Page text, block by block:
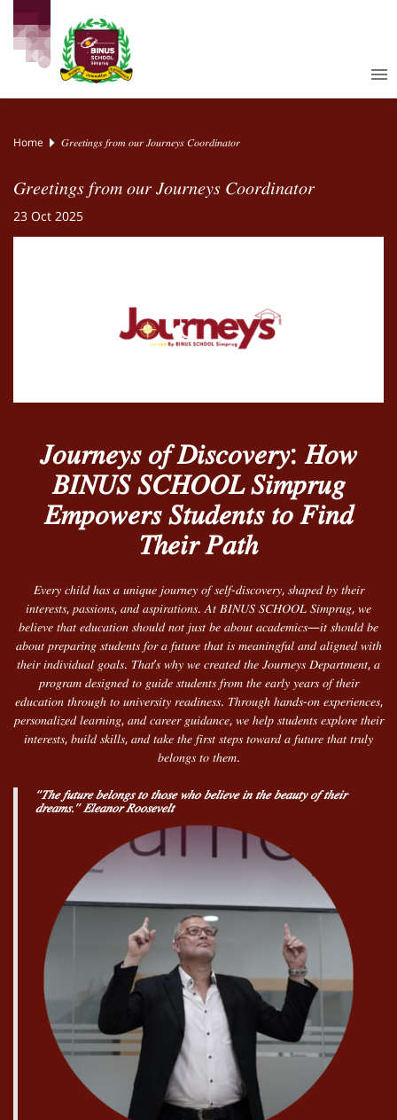
Home 𝐺𝑟𝑒𝑒𝑡𝑖𝑛𝑔𝑠 𝑓𝑟𝑜𝑚 𝑜𝑢𝑟 𝐽𝑜𝑢𝑟𝑛𝑒𝑦𝑠 𝐶𝑜𝑜𝑟𝑑𝑖𝑛𝑎𝑡𝑜𝑟
𝐺𝑟𝑒𝑒𝑡𝑖𝑛𝑔𝑠 𝑓𝑟𝑜𝑚 𝑜𝑢𝑟 𝐽𝑜𝑢𝑟𝑛𝑒𝑦𝑠 𝐶𝑜𝑜𝑟𝑑𝑖𝑛𝑎𝑡𝑜𝑟
23 Oct 2025
𝐽𝑜𝑢𝑟𝑛𝑒𝑦𝑠 𝑜𝑓 𝐷𝑖𝑠𝑐𝑜𝑣𝑒𝑟𝑦: 𝐻𝑜𝑤
𝐵𝐼𝑁𝑈𝑆 𝑆𝐶𝐻𝑂𝑂𝐿 𝑆𝑖𝑚𝑝𝑟𝑢𝑔
𝐸𝑚𝑝𝑜𝑤𝑒𝑟𝑠 𝑆𝑡𝑢𝑑𝑒𝑛𝑡𝑠 𝑡𝑜 𝐹𝑖𝑛𝑑
𝑇ℎ𝑒𝑖𝑟 𝑃𝑎𝑡ℎ
𝐸𝑣𝑒𝑟𝑦 𝑐ℎ𝑖𝑙𝑑 ℎ𝑎𝑠 𝑎 𝑢𝑛𝑖𝑞𝑢𝑒 𝑗𝑜𝑢𝑟𝑛𝑒𝑦 𝑜𝑓 𝑠𝑒𝑙𝑓-𝑑𝑖𝑠𝑐𝑜𝑣𝑒𝑟𝑦, 𝑠ℎ𝑎𝑝𝑒𝑑 𝑏𝑦 𝑡ℎ𝑒𝑖𝑟
𝑖𝑛𝑡𝑒𝑟𝑒𝑠𝑡𝑠, 𝑝𝑎𝑠𝑠𝑖𝑜𝑛𝑠, 𝑎𝑛𝑑 𝑎𝑠𝑝𝑖𝑟𝑎𝑡𝑖𝑜𝑛𝑠. 𝐴𝑡 𝐵𝐼𝑁𝑈𝑆 𝑆𝐶𝐻𝑂𝑂𝐿 𝑆𝑖𝑚𝑝𝑟𝑢𝑔, 𝑤𝑒
𝑏𝑒𝑙𝑖𝑒𝑣𝑒 𝑡ℎ𝑎𝑡 𝑒𝑑𝑢𝑐𝑎𝑡𝑖𝑜𝑛 𝑠ℎ𝑜𝑢𝑙𝑑 𝑛𝑜𝑡 𝑗𝑢𝑠𝑡 𝑏𝑒 𝑎𝑏𝑜𝑢𝑡 𝑎𝑐𝑎𝑑𝑒𝑚𝑖𝑐𝑠—𝑖𝑡 𝑠ℎ𝑜𝑢𝑙𝑑 𝑏𝑒
𝑎𝑏𝑜𝑢𝑡 𝑝𝑟𝑒𝑝𝑎𝑟𝑖𝑛𝑔 𝑠𝑡𝑢𝑑𝑒𝑛𝑡𝑠 𝑓𝑜𝑟 𝑎 𝑓𝑢𝑡𝑢𝑟𝑒 𝑡ℎ𝑎𝑡 𝑖𝑠 𝑚𝑒𝑎𝑛𝑖𝑛𝑔𝑓𝑢𝑙 𝑎𝑛𝑑 𝑎𝑙𝑖𝑔𝑛𝑒𝑑 𝑤𝑖𝑡ℎ
𝑡ℎ𝑒𝑖𝑟 𝑖𝑛𝑑𝑖𝑣𝑖𝑑𝑢𝑎𝑙 𝑔𝑜𝑎𝑙𝑠. 𝑇ℎ𝑎𝑡’𝑠 𝑤ℎ𝑦 𝑤𝑒 𝑐𝑟𝑒𝑎𝑡𝑒𝑑 𝑡ℎ𝑒 𝐽𝑜𝑢𝑟𝑛𝑒𝑦𝑠 𝐷𝑒𝑝𝑎𝑟𝑡𝑚𝑒𝑛𝑡, 𝑎
𝑝𝑟𝑜𝑔𝑟𝑎𝑚 𝑑𝑒𝑠𝑖𝑔𝑛𝑒𝑑 𝑡𝑜 𝑔𝑢𝑖𝑑𝑒 𝑠𝑡𝑢𝑑𝑒𝑛𝑡𝑠 𝑓𝑟𝑜𝑚 𝑡ℎ𝑒 𝑒𝑎𝑟𝑙𝑦 𝑦𝑒𝑎𝑟𝑠 𝑜𝑓 𝑡ℎ𝑒𝑖𝑟
𝑒𝑑𝑢𝑐𝑎𝑡𝑖𝑜𝑛 𝑡ℎ𝑟𝑜𝑢𝑔ℎ 𝑡𝑜 𝑢𝑛𝑖𝑣𝑒𝑟𝑠𝑖𝑡𝑦 𝑟𝑒𝑎𝑑𝑖𝑛𝑒𝑠𝑠. 𝑇ℎ𝑟𝑜𝑢𝑔ℎ ℎ𝑎𝑛𝑑𝑠-𝑜𝑛 𝑒𝑥𝑝𝑒𝑟𝑖𝑒𝑛𝑐𝑒𝑠,
𝑝𝑒𝑟𝑠𝑜𝑛𝑎𝑙𝑖𝑧𝑒𝑑 𝑙𝑒𝑎𝑟𝑛𝑖𝑛𝑔, 𝑎𝑛𝑑 𝑐𝑎𝑟𝑒𝑒𝑟 𝑔𝑢𝑖𝑑𝑎𝑛𝑐𝑒, 𝑤𝑒 ℎ𝑒𝑙𝑝 𝑠𝑡𝑢𝑑𝑒𝑛𝑡𝑠 𝑒𝑥𝑝𝑙𝑜𝑟𝑒 𝑡ℎ𝑒𝑖𝑟
𝑖𝑛𝑡𝑒𝑟𝑒𝑠𝑡𝑠, 𝑏𝑢𝑖𝑙𝑑 𝑠𝑘𝑖𝑙𝑙𝑠, 𝑎𝑛𝑑 𝑡𝑎𝑘𝑒 𝑡ℎ𝑒 𝑓𝑖𝑟𝑠𝑡 𝑠𝑡𝑒𝑝𝑠 𝑡𝑜𝑤𝑎𝑟𝑑 𝑎 𝑓𝑢𝑡𝑢𝑟𝑒 𝑡ℎ𝑎𝑡 𝑡𝑟𝑢𝑙𝑦
𝑏𝑒𝑙𝑜𝑛𝑔𝑠 𝑡𝑜 𝑡ℎ𝑒𝑚.
“𝑇ℎ𝑒 𝑓𝑢𝑡𝑢𝑟𝑒 𝑏𝑒𝑙𝑜𝑛𝑔𝑠 𝑡𝑜 𝑡ℎ𝑜𝑠𝑒 𝑤ℎ𝑜 𝑏𝑒𝑙𝑖𝑒𝑣𝑒 𝑖𝑛 𝑡ℎ𝑒 𝑏𝑒𝑎𝑢𝑡𝑦 𝑜𝑓 𝑡ℎ𝑒𝑖𝑟
𝑑𝑟𝑒𝑎𝑚𝑠.” 𝐸𝑙𝑒𝑎𝑛𝑜𝑟 𝑅𝑜𝑜𝑠𝑒𝑣𝑒𝑙𝑡